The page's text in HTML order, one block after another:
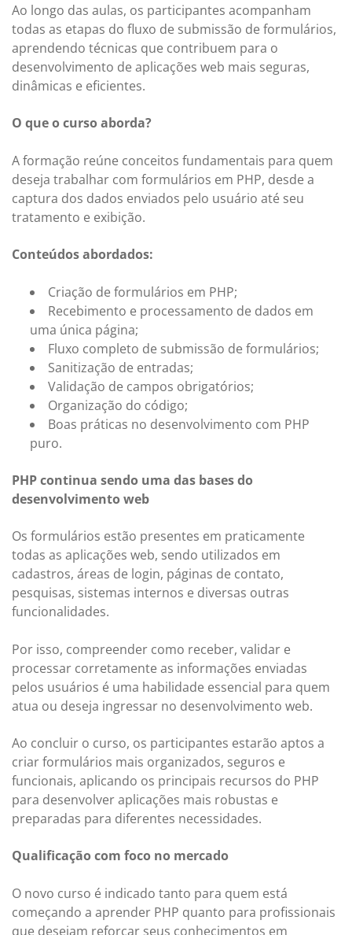
Ao longo das aulas, os participantes acompanham
todas as etapas do fluxo de submissão de formulários,
aprendendo técnicas que contribuem para o
desenvolvimento de aplicações web mais seguras,
dinâmicas e eficientes.
O que o curso aborda?
A formação reúne conceitos fundamentais para quem
deseja trabalhar com formulários em PHP, desde a
captura dos dados enviados pelo usuário até seu
tratamento e exibição.
Conteúdos abordados:
Criação de formulários em PHP;
Recebimento e processamento de dados em
uma única página;
Fluxo completo de submissão de formulários;
Sanitização de entradas;
Validação de campos obrigatórios;
Organização do código;
Boas práticas no desenvolvimento com PHP
puro.
PHP continua sendo uma das bases do
desenvolvimento web
Os formulários estão presentes em praticamente
todas as aplicações web, sendo utilizados em
cadastros, áreas de login, páginas de contato,
pesquisas, sistemas internos e diversas outras
funcionalidades.
Por isso, compreender como receber, validar e
processar corretamente as informações enviadas
pelos usuários é uma habilidade essencial para quem
atua ou deseja ingressar no desenvolvimento web.
Ao concluir o curso, os participantes estarão aptos a
criar formulários mais organizados, seguros e
funcionais, aplicando os principais recursos do PHP
para desenvolver aplicações mais robustas e
preparadas para diferentes necessidades.
Qualificação com foco no mercado
O novo curso é indicado tanto para quem está
começando a aprender PHP quanto para profissionais
que desejam reforçar seus conhecimentos em